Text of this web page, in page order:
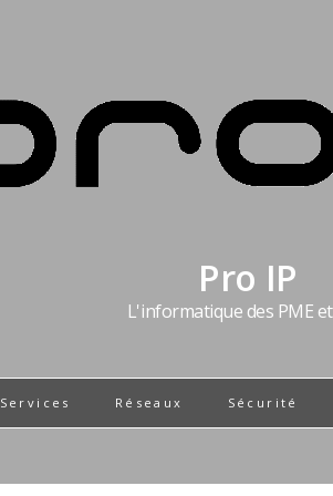
Pro IP
L'informatique des PME
Réseaux Sécurité